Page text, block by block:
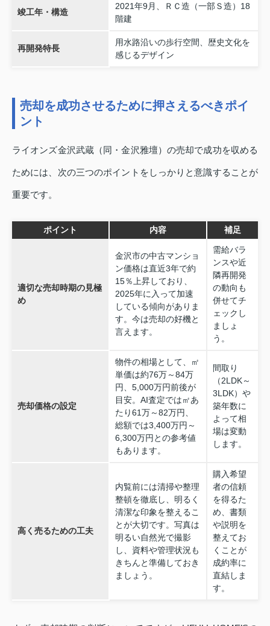
竣工年・構造
2021年9月、ＲＣ造（一部Ｓ造）18
階建
再開発特長
用水路沿いの歩行空間、歴史文化を
感じるデザイン
売却を成功させるために押さえるべきポイ
ント
ライオンズ金沢武蔵（同・金沢雅壇）の売却で成功を収める
ためには、次の三つのポイントをしっかりと意識することが
重要です。
ポイント 内容 補足
適切な売却時期の見極
め
金沢市の中古マンショ
ン価格は直近3年で約
15％上昇しており、
2025年に入って加速
している傾向がありま
す。今は売却の好機と
言えます。
需給バラ
ンスや近
隣再開発
の動向も
併せてチ
ェックし
ましょ
う。
売却価格の設定
物件の相場として、㎡
単価は約76万～84万
円、5,000万円前後が
目安。AI査定では㎡あ
たり61万～82万円、
総額では3,400万円～
6,300万円との参考値
もあります。
間取り
（2LDK～
3LDK）や
築年数に
よって相
場は変動
します。
高く売るための工夫
内覧前には清掃や整理
整頓を徹底し、明るく
清潔な印象を整えるこ
とが大切です。写真は
明るい自然光で撮影
し、資料や管理状況も
きちんと準備しておき
ましょう。
購入希望
者の信頼
を得るた
め、書類
や説明を
整えてお
くことが
成約率に
直結しま
す。